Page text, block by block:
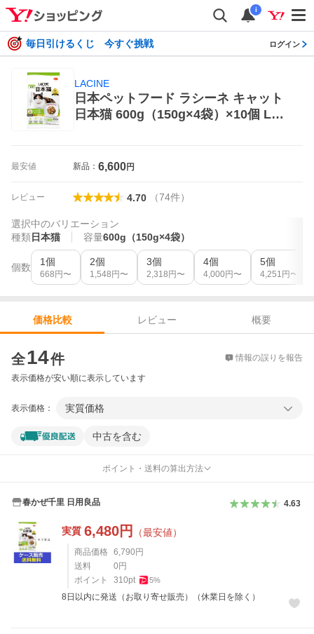
i
毎日引けるくじ 今すぐ挑戦 ログイン
LACINE
日本ペットフード ラシーネ キャット
日本猫 600g（150g×4袋）×10個 LAC
最安値 新品： 6,600円
レビュー 4.70 （74件）
選択中のバリエーション
種類日本猫 容量600g（150g×4袋）
個数 1個
668 円〜
2個
1,548 円〜
3個
2,318 円〜
4個
4,000 円〜
5個
4,251 円〜
価格比較 レビュー
概要
全14件 情報の誤りを報告
表示価格が安い順に表示しています
表示価格： 実質価格
中古を含む
ポイント・送料の算出方法
春かぜ千里 日用良品 4.63
実質 6,480円 （最安値）
商品価格 6,790 円
送料
0 円
ポイント
310pt 5%
8日以内に発送（お取り寄せ販売）（休業日を除く）